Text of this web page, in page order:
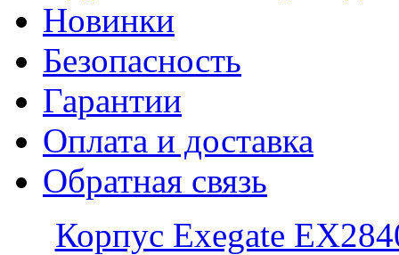
Новинки
Безопасность
Гарантии
Оплата и доставка
Обратная связь
Корпус Exegate